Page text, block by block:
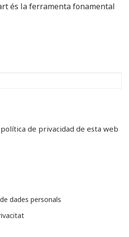
és la ferramenta fonamental
política de privacidad de esta web
dades personals